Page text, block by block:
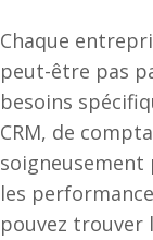
Chaque
peut-être pas
besoins
CRM, de
les
pouvez trouver